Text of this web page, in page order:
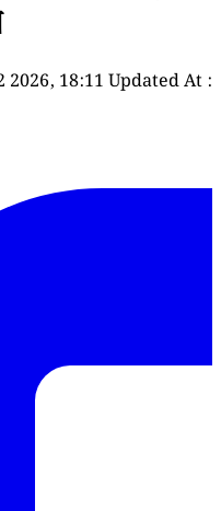
18:11 Updated At :